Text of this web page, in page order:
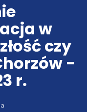
w
czy
-
r.